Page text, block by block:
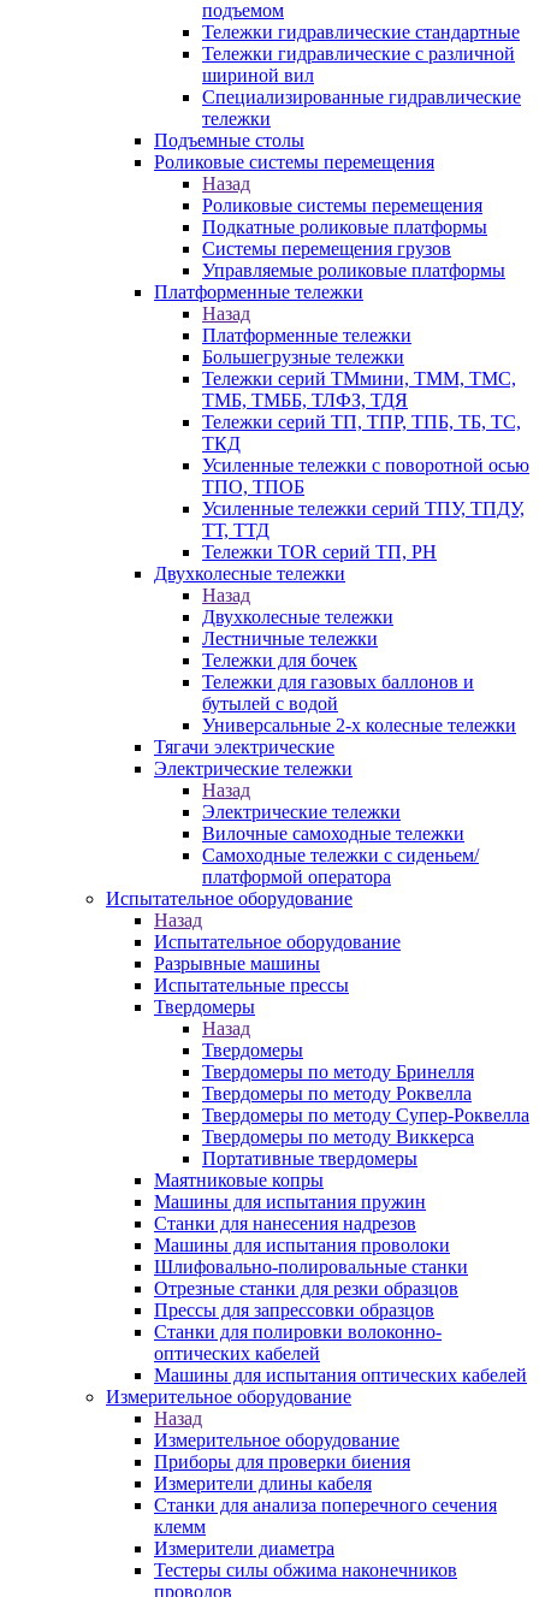
подъемом
Тележки гидравлические стандартные
Тележки гидравлические с различной
шириной вил
Специализированные гидравлические
тележки
Подъемные столы
Роликовые системы перемещения
Назад
Роликовые системы перемещения
Подкатные роликовые платформы
Системы перемещения грузов
Управляемые роликовые платформы
Платформенные тележки
Назад
Платформенные тележки
Большегрузные тележки
Тележки серий ТМмини, ТММ, ТМС,
ТМБ, ТМББ, ТЛФЗ, ТДЯ
Тележки серий ТП, ТПР, ТПБ, ТБ, ТС,
ТКД
Усиленные тележки с поворотной осью
ТПО, ТПОБ
Усиленные тележки серий ТПУ, ТПДУ,
ТТ, ТТД
Тележки TOR серий ТП, PH
Двухколесные тележки
Назад
Двухколесные тележки
Лестничные тележки
Тележки для бочек
Тележки для газовых баллонов и
бутылей с водой
Универсальные 2-х колесные тележки
Тягачи электрические
Электрические тележки
Назад
Электрические тележки
Вилочные самоходные тележки
Самоходные тележки с сиденьем/
платформой оператора
Испытательное оборудование
Назад
Испытательное оборудование
Разрывные машины
Испытательные прессы
Твердомеры
Назад
Твердомеры
Твердомеры по методу Бринелля
Твердомеры по методу Роквелла
Твердомеры по методу Супер-Роквелла
Твердомеры по методу Виккерса
Портативные твердомеры
Маятниковые копры
Машины для испытания пружин
Станки для нанесения надрезов
Машины для испытания проволоки
Шлифовально-полировальные станки
Отрезные станки для резки образцов
Прессы для запрессовки образцов
Станки для полировки волоконно-
оптических кабелей
Машины для испытания оптических кабелей
Измерительное оборудование
Назад
Измерительное оборудование
Приборы для проверки биения
Измерители длины кабеля
Станки для анализа поперечного сечения
клемм
Измерители диаметра
Тестеры силы обжима наконечников
проводов